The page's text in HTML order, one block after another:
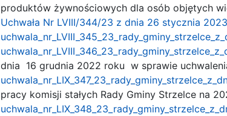
produktów żywnościowych dla osób objętych
Uchwała Nr LVIII/344/23 z dnia 26 stycznia
dnia 16 grudnia 2022 roku w sprawie
pracy komisji stałych Rady Gminy Strzelce na